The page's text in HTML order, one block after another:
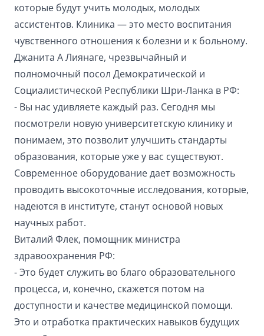
которые будут учить молодых, молодых
ассистентов. Клиника — это место воспитания
чувственного отношения к болезни и к больному.
Джанита А Лиянаге, чрезвычайный и
полномочный посол Демократической и
Социалистической Республики Шри-Ланка в РФ:
- Вы нас удивляете каждый раз. Сегодня мы
посмотрели новую университетскую клинику и
понимаем, это позволит улучшить стандарты
образования, которые уже у вас существуют.
Современное оборудование дает возможность
проводить высокоточные исследования, которые,
надеются в институте, станут основой новых
научных работ.
Виталий Флек, помощник министра
здравоохранения РФ:
- Это будет служить во благо образовательного
процесса, и, конечно, скажется потом на
доступности и качестве медицинской помощи.
Это и отработка практических навыков будущих